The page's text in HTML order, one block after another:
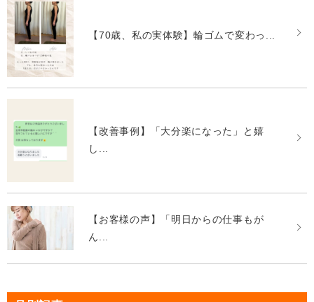
【70歳、私の実体験】輪ゴムで変わっ...
【改善事例】「大分楽になった」と嬉
し...
【お客様の声】「明日からの仕事もが
ん...